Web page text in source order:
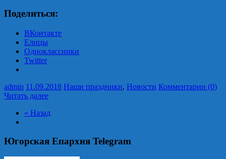
Поделиться:
ВКонтакте
Елицы
Одноклассники
Twitter
admin 11.09.2018 Наши праздники, Новости Комментарии (0)
Читать далее
« Назад
Югорская Епархия Telegram